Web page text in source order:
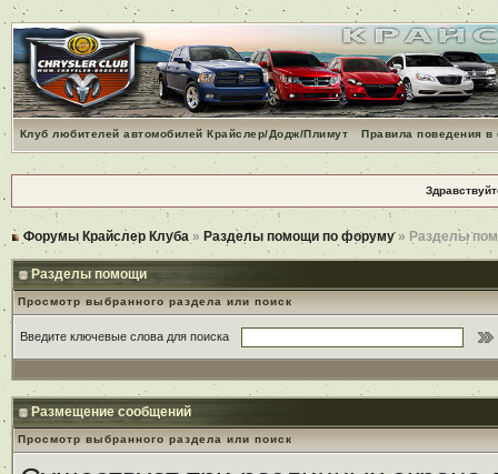
Клуб любителей автомобилей Крайслер/Додж/Плимут Правила поведения
Форумы Крайслер Клуба » Разделы помощи по форуму» Разделы
Разделы помощи
Просмотр выбранного раздела или поиск
Введите ключевые слова для поиска
Размещение сообщений
Просмотр выбранного раздела или поиск